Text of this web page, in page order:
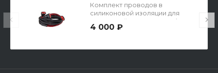
Комплект проводов в
силиконовой изоляции для
вкладышей или перчаток (и
носков)
4 000 ₽